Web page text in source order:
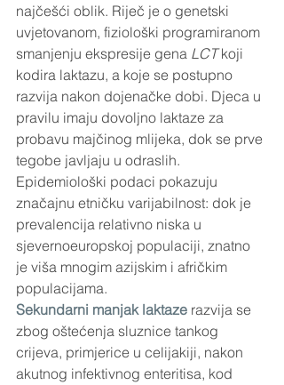
najčešći oblik. Riječ je o genetski
uvjetovanom, fiziološki programiranom
smanjenju ekspresije gena LCT koji
kodira laktazu, a koje se postupno
razvija nakon dojenačke dobi. Djeca u
pravilu imaju dovoljno laktaze za
probavu majčinog mlijeka, dok se prve
tegobe javljaju u odraslih.
Epidemiološki podaci pokazuju
značajnu etničku varijabilnost: dok je
prevalencija relativno niska u
sjevernoeuropskoj populaciji, znatno
je viša mnogim azijskim i afričkim
populacijama.
Sekundarni manjak laktaze razvija se
zbog oštećenja sluznice tankog
crijeva, primjerice u celijakiji, nakon
akutnog infektivnog enteritisa, kod